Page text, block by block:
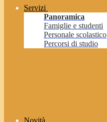
Servizi
Panoramica
Famiglie e studenti
Personale scolastico
Percorsi di studio